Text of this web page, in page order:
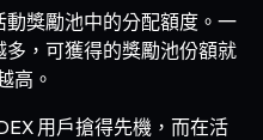
獎勵池中的分配額度。一
，可獲得的獎勵池份額就
高。
用戶搶得先機，而在活